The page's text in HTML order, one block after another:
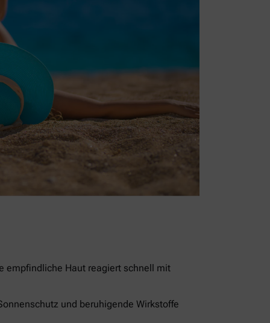
empfindliche Haut reagiert schnell mit
und beruhigende Wirkstoffe